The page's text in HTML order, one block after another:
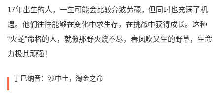
17年出生的人，一生可能会比较奔波劳碌，但同时也充满了机
遇。他们往往能够在变化中求生存，在挑战中获得成长。这种
“火蛇”命格的人，就像那野火烧不尽，春风吹又生的野草，生命
力极其顽强！
丁巳纳音：沙中土，淘金之命